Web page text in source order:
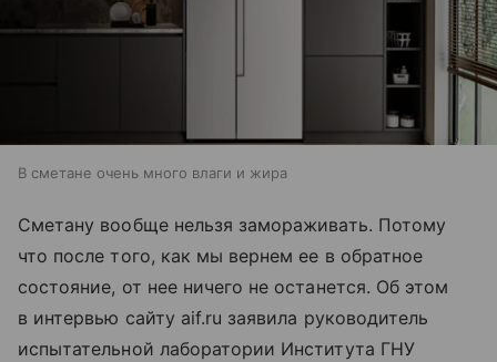
В сметане очень много влаги и жира
Сметану вообще нельзя замораживать. Потому
что после того, как мы вернем ее в обратное
состояние, от нее ничего не останется. Об этом
в интервью сайту aif.ru заявила руководитель
испытательной лаборатории Института ГНУ